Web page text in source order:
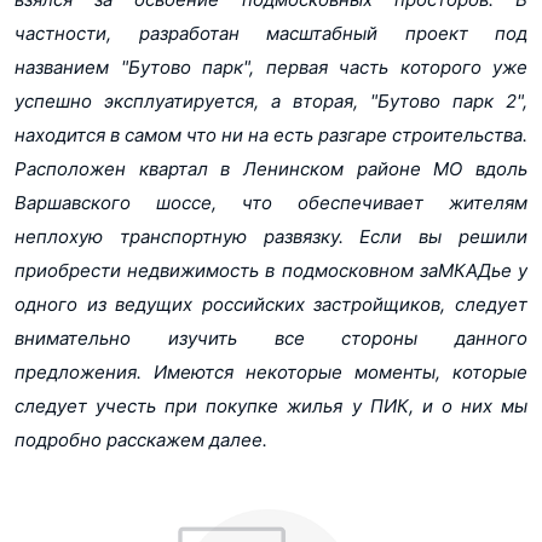
Этажность
15-17-25 (Корпус 1-41)
17 (Корпус 8.2, 9-10.1 - 9-10.6, 12.2, 14, 23-
Отделка от
застройщика
Чистовая (Корпус 1-41)
С отделкой (Корпус 8.2, 9-10.1 - 9-10.6,
12.2, 14, 23-25, 26)
Потолки 2.8 (Корпус 1-41)
Количество лифтов 2-3 (Корпус 1-41)
Банки
Абсолют Банк
Банк ДОМ.РФ
Банк УРАЛСИБ
Банк Зенит
Райффайзенбанк
Показать еще...
Разрешение на строительство Корпус 16-19.2
pdf, 224Кб
pdf, 158Кб
Разрешение на строительство Корпус 19-21
Разрешение на строительство Корпус 20-23.3
pdf, 82Кб
Разрешение на строительство Корпус 41.2
pdf, 82Кб
частности, разработан масштабный проект под
названием "Бутово парк", первая часть которого уже
успешно эксплуатируется, а вторая, "Бутово парк 2",
находится в самом что ни на есть разгаре строительства.
Расположен квартал в Ленинском районе МО вдоль
Варшавского шоссе, что обеспечивает жителям
неплохую транспортную развязку. Если вы решили
приобрести недвижимость в подмосковном заМКАДье у
одного из ведущих российских застройщиков, следует
внимательно изучить все стороны данного
предложения. Имеются некоторые моменты, которые
следует учесть при покупке жилья у ПИК, и о них мы
подробно расскажем далее.